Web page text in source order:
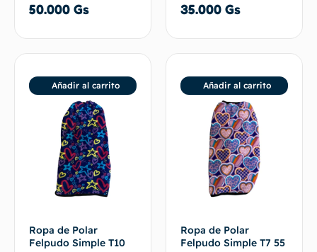
50.000 Gs 35.000 Gs
Ropa de Polar
Felpudo Simple T10
Añadir al carrito
Ropa de Polar
Felpudo Simple T7 55
Añadir al carrito